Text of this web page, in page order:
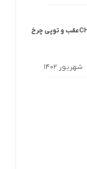
دیسک چرخ CHRعقب و توپی چرخ